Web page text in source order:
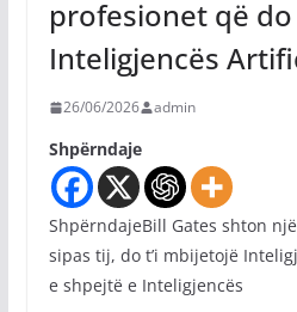
profesionet që
Inteligjencës
26/06/2026 admin
Shpërndaje
ShpërndajeBill Gates shton
sipas tij, do t’i mbijetojë
e shpejtë e Inteligjencës